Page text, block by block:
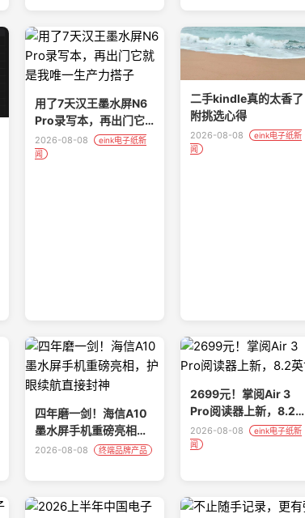
用了7天汉王墨水屏N6
Pro录写本，再出门它
就是我唯一生产力搭子
2026-08-08
eink电子纸新
闻
二手kindle真的太香了
附挑选心得
2026-08-08
eink电子纸新
闻
四年磨一剑！海信A10
墨水屏手机重磅亮相，
护眼续航直接封神
2026-08-08 终端品牌产品
2699元！掌阅Air 3
Pro阅读器上新，8.2英
寸
2026-08-08
eink电子纸新
闻